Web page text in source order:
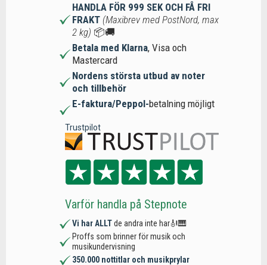
HANDLA FÖR 999 SEK OCH FÅ FRI
FRAKT (Maxibrev med PostNord, max
2 kg) 📦🚚
Betala med Klarna, Visa och
Mastercard
Nordens största utbud av noter
och tillbehör
E-faktura/Peppol-betalning möjligt
Trustpilot
Varför handla på Stepnote
Vi har ALLTde andra inte har🎻🎹
Proffs som brinner för musik och
musikundervisning
350.000 nottitlar och musikprylar